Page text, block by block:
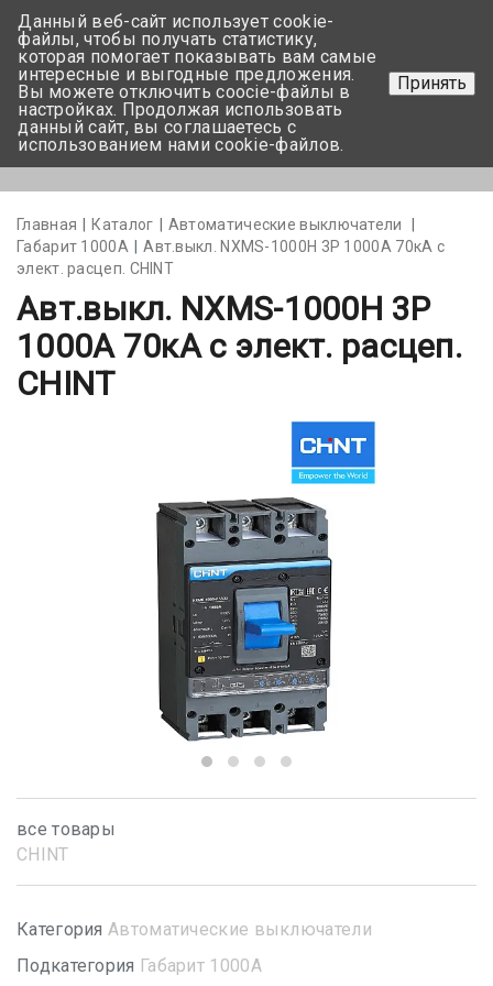
+375 17-350-99-56
+375 44-752-82-08
Задать вопрос
Главная Каталог
Автоматические выключатели
Габарит 1000А
Авт.выкл. NXMS-1000H 3Р 1000A 70кА с
элект. расцеп. CHINT
Авт.выкл. NXMS-1000H 3Р
1000A 70кА с элект. расцеп.
CHINT
все товары
CHINT
Категория Автоматические выключатели
Подкатегория Габарит 1000А
Данный веб-сайт использует cookie-
файлы, чтобы получать статистику,
которая помогает показывать вам самые
интересные и выгодные предложения.
Вы можете отключить coocie-файлы в
настройках. Продолжая использовать
данный сайт, вы соглашаетесь с
использованием нами cookie-файлов.
Принять